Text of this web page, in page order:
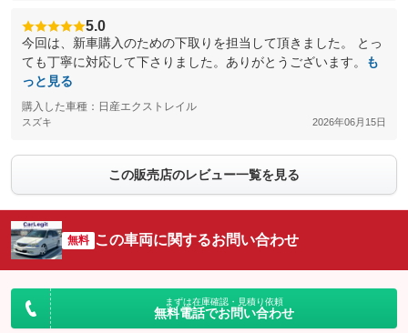
5.0
今回は、新車購入のための下取りを担当して頂きました。 とっ
ても丁寧に対応して下さりました。ありがとうございます。
も
っと見る
購入した車種：日産エクストレイル
スズキ 2026年06月15日
この販売店のレビュー一覧を見る
無料 この車両に関するお問い合わせ
まずは在庫確認・見積り依頼
無料電話でお問い合わせ